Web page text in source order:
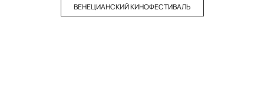
ВЕНЕЦИАНСКИЙ КИНОФЕСТИВАЛЬ